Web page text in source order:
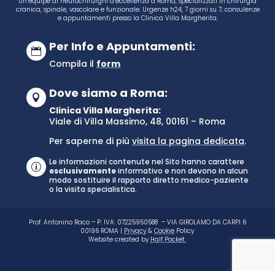
cranica, spinale, vascolare e funzionale. Urgenze h24, 7 giorni su 7; consulenze
e appuntamenti presso la Clinica Villa Margherita.
 Per Info e Appuntamenti:
Compila il form
 Dove siamo a Roma:
Clinica Villa Margherita:
Viale di Villa Massimo, 48, 00161 – Roma
Per saperne di più visita la pagina dedicata.
p
Le informazioni contenute nel Sito hanno carattere
esclusivamenteinformativo e non devono in alcun
modo sostituire il rapporto diretto medico-paziente
o la visita specialistica.
Prof. Antonino Raco – P. IVA: 07225950588 – VIA GIROLAMO DA CARPI 6
00196 ROMA | Privacy&Cookie Policy
Website created by Half Pocket.